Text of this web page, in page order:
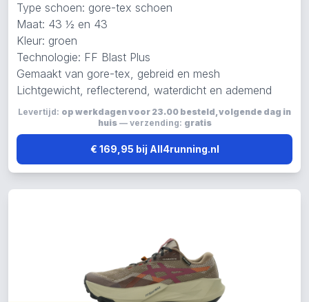
Type schoen: gore-tex schoen
Maat: 43 ½ en 43
Kleur: groen
Technologie: FF Blast Plus
Gemaakt van gore-tex, gebreid en mesh
Lichtgewicht, reflecterend, waterdicht en ademend
Levertijd: op werkdagen voor 23.00 besteld, volgende dag in
huis— verzending: gratis
€ 169,95 bij All4running.nl